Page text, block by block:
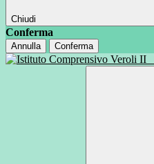
Chiudi
Conferma
Annulla Conferma